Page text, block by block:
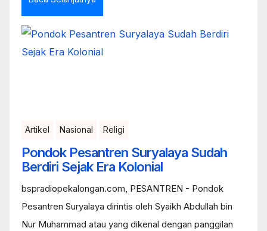
Artikel Nasional Religi
Pondok Pesantren Suryalaya Sudah
Berdiri Sejak Era Kolonial
bspradiopekalongan.com, PESANTREN - Pondok
Pesantren Suryalaya dirintis oleh Syaikh Abdullah bin
Nur Muhammad atau yang dikenal dengan panggilan